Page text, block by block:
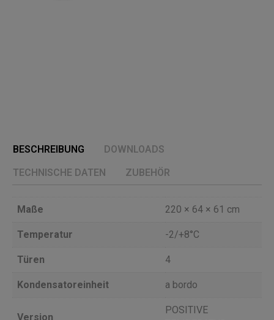
BESCHREIBUNG
DOWNLOADS
TECHNISCHE DATEN
ZUBEHÖR
Maße 220 × 64 × 61 cm
Temperatur -2/+8°C
Türen 4
Kondensatoreinheit a bordo
Version
POSITIVE